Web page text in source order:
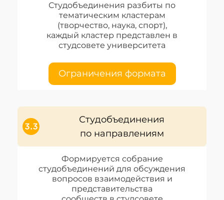
Студобъединения разбиты по
тематическим кластерам
(творчество, наука, спорт),
каждый кластер представлен в
студсовете университета
Ограничения формата
Студобъединения
по направлениям
Формируется собрание
студобъединений для обсуждения
вопросов взаимодействия и
представительства